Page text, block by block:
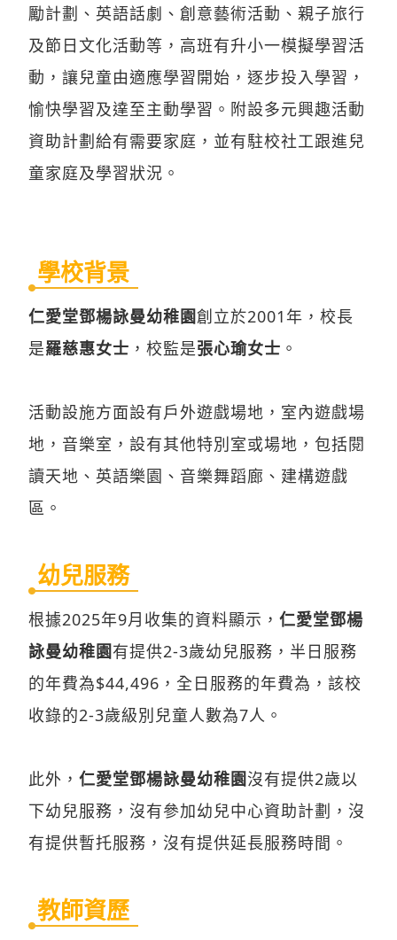
勵計劃、英語話劇、創意藝術活動、親子旅行
及節日文化活動等，高班有升小一模擬學習活
動，讓兒童由適應學習開始，逐步投入學習，
愉快學習及達至主動學習。附設多元興趣活動
資助計劃給有需要家庭，並有駐校社工跟進兒
童家庭及學習狀況。
學校背景
仁愛堂鄧楊詠曼幼稚園創立於2001年，校長
是羅慈惠女士 ，校監是張心瑜女士 。
活動設施方面設有戶外遊戲場地，室內遊戲場
地，音樂室，設有其他特別室或場地，包括閱
讀天地、英語樂園、音樂舞蹈廊、建構遊戲
區。
幼兒服務
根據2025年9月收集的資料顯示， 仁愛堂鄧楊
詠曼幼稚園有提供2-3歲幼兒服務，半日服務
的年費為$44,496，全日服務的年費為，該校
收錄的2-3歲級別兒童人數為7人。
此外， 仁愛堂鄧楊詠曼幼稚園沒有提供2歲以
下幼兒服務，沒有參加幼兒中心資助計劃，沒
有提供暫托服務，沒有提供延長服務時間。
教師資歷